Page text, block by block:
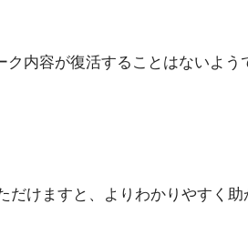
内容が復活することはないよう
けますと、よりわかりやすく助